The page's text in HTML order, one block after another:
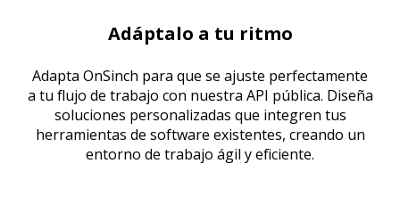
Adáptalo a tu ritmo
Adapta OnSinch para que se ajuste perfectamente
a tu flujo de trabajo con nuestra API pública. Diseña
soluciones personalizadas que integren tus
herramientas de software existentes, creando un
entorno de trabajo ágil y eficiente.